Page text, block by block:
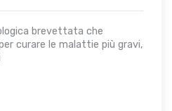
brevettata che
curare le malattie più gravi,